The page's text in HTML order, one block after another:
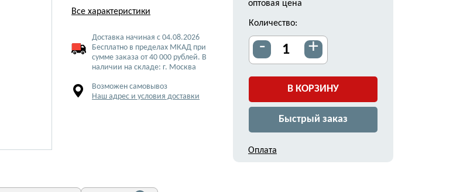
Все характеристики
Доставка начиная с 04.08.2026
Бесплатно в пределах МКАД при
сумме заказа от 40 000 рублей. В
наличии на складе: г. Москва
Возможен самовывоз
Наш адрес и условия доставки
оптовая цена
Количество:
- +
В КОРЗИНУ
Быстрый заказ
Оплата